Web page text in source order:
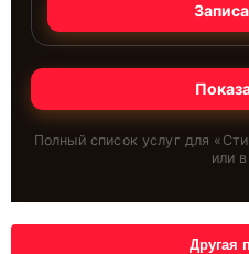
Полный список услуг для «
или
Другая